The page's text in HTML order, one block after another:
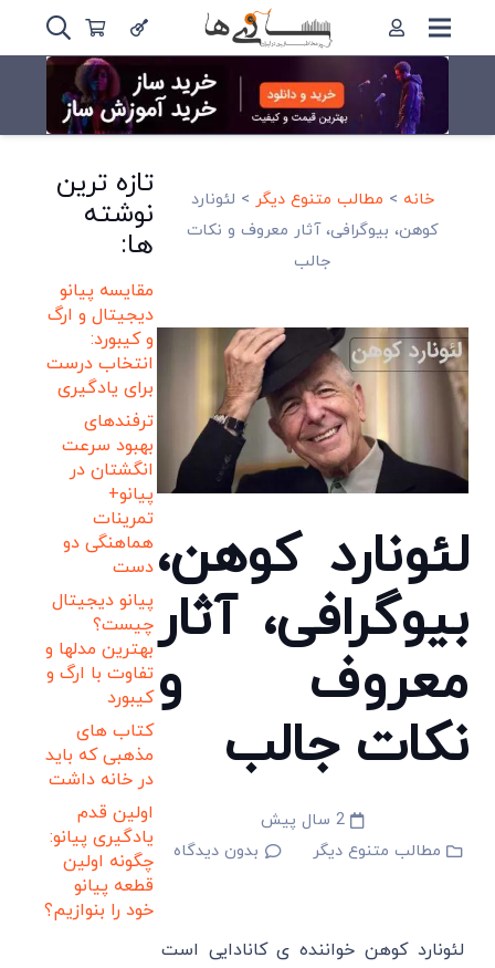
خانه > مطالب متنوع دیگر > لئونارد
کوهن، بیوگرافی، آثار معروف و نکات
جالب
لئونارد کوهن،
بیوگرافی، آثار
معروف و
نکات جالب
2 سال پیش
مطالب متنوع دیگر
بدون دیدگاه
لئونارد کوهن خواننده ی کانادایی است
تازه ترین
نوشته
ها:
مقایسه پیانو
دیجیتال و ارگ
و کیبورد:
انتخاب درست
برای یادگیری
ترفندهای
بهبود سرعت
انگشتان در
پیانو+
تمرینات
هماهنگی دو
دست
پیانو دیجیتال
چیست؟
بهترین مدلها و
تفاوت با ارگ و
کیبورد
کتاب های
مذهبی که باید
در خانه داشت
اولین قدم
یادگیری پیانو:
چگونه اولین
قطعه پیانو
خود را بنوازیم؟